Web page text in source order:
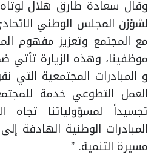
وقال سعادة طارق هلال
لشؤزن المجلس الوطني
مع المجتمع وتعزيز مفهوم
موظفينا، وهذه الزيارة
و المبادرات المجتمعية التي
العمل التطوعي خدمة
تجسيداً لمسؤولياتنا تجاه
المبادرات الوطنية الهادفة
مسيرة التنمية. ”